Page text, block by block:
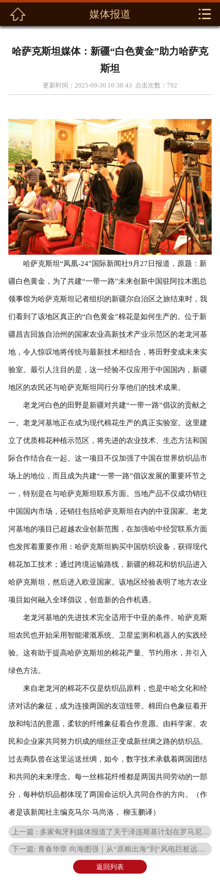
产品展示
资料下载
联系我们
 媒体报道 
哈萨克斯坦媒体：新疆“白色黄金”助力哈萨克
斯坦
更新时间：2025-09-30 10:38:43 点击次数： 792
哈萨克斯坦“凤凰-24”国际新闻社9月27日报道，原题：新
疆白色黄金，为了共建“一带一路”未来创新中国驻阿拉木图总
领事馆为哈萨克斯坦记者组织的新疆尔自治区之旅结束时，我
们看到了该地区真正的“白色黄金”棉花是如何生产的。位于新
疆昌吉回族自治州的国家农业高新技术产业示范区的老龙河基
地，令人惊叹地将传统与最新技术相结合，将田野变成未来实
验室。最引人注目的是，这一经验不仅应用于中国国内，新疆
地区的农民还与哈萨克斯坦同行分享他们的技术成果。
老龙河白色的田野是新疆对共建“一带一路”倡议的贡献之
一。老龙河基地正在成为现代棉花生产的真正实验室。这里建
立了优质棉花种植示范区，将先进的农业技术、生态方法和国
际合作结合在一起。这一项目不仅加强了中国在世界纺织品市
场上的地位，而且成为共建“一带一路”倡议发展的重要环节之
一，特别是在与哈萨克斯坦联系方面。当地产品不仅成功销往
中国国内市场，还销往包括哈萨克斯坦在内的中亚国家。老龙
河基地的项目已超越农业创新范围，在加强哈中经贸联系方面
也发挥着重要作用：哈萨克斯坦购买中国纺织设备，获得现代
棉花加工技术；通过跨境运输路线，新疆的棉花和纺织品进入
哈萨克斯坦，然后进入欧亚国家。该地区经验表明了地方农业
项目如何融入全球倡议，创造新的合作机遇。
老龙河基地的先进技术完全适用于中亚的条件。哈萨克斯
坦农民也开始采用智能灌溉系统、卫星监测和机器人的实践经
验。这有助于提高哈萨克斯坦的棉花产量、节约用水，并引入
绿色方法。
来自老龙河的棉花不仅是纺织品原料，也是中哈文化和经
济对话的象征，成为连接两国的友谊纽带。棉田白色象征着开
放和纯洁的意愿，柔软的纤维象征着合作意愿。由科学家、农
民和企业家共同努力织成的细丝正变成新丝绸之路的纺织品。
过去商队曾在这里运送丝绸，如今，数字技术承载着两国团结
和共同的未来理念。每一丝棉花纤维都是两国共同劳动的一部
分，每种纺织品都体现了两国命运织入共同合作的方向。（作
者是该新闻社主编克马尔·马尚洛， 柳玉鹏译）
上一篇 : 多家匈牙利媒体报道了关于泽连斯基计划在罗马尼亚和波兰发动假旗行动
下一篇: 青春华章 向海图强｜从“原粮出海”到“风电巨桩远航”：山东海洋外贸再掀质效革命
返回列表